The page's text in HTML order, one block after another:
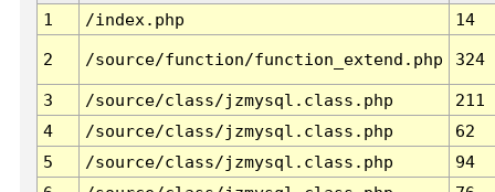
1
/index.php 14
2 /source/function/function_extend.php 324
3 /source/class/jzmysql.class.php
211
4
/source/class/jzmysql.class.php
62
5
/source/class/jzmysql.class.php
94